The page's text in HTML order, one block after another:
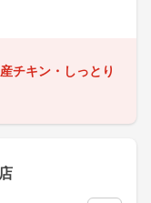
チキン・しっとり